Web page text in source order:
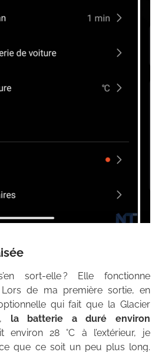
sort-elle ? Elle fonctionne
Lors de ma première sortie, en
qui fait que la Glacier
la batterie a duré environ
environ 28 °C à l’extérieur, je
que ce soit un peu plus long.